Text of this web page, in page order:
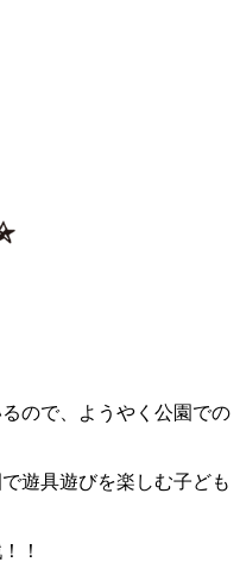
ので、ようやく公園での
遊具遊びを楽しむ子ども
！